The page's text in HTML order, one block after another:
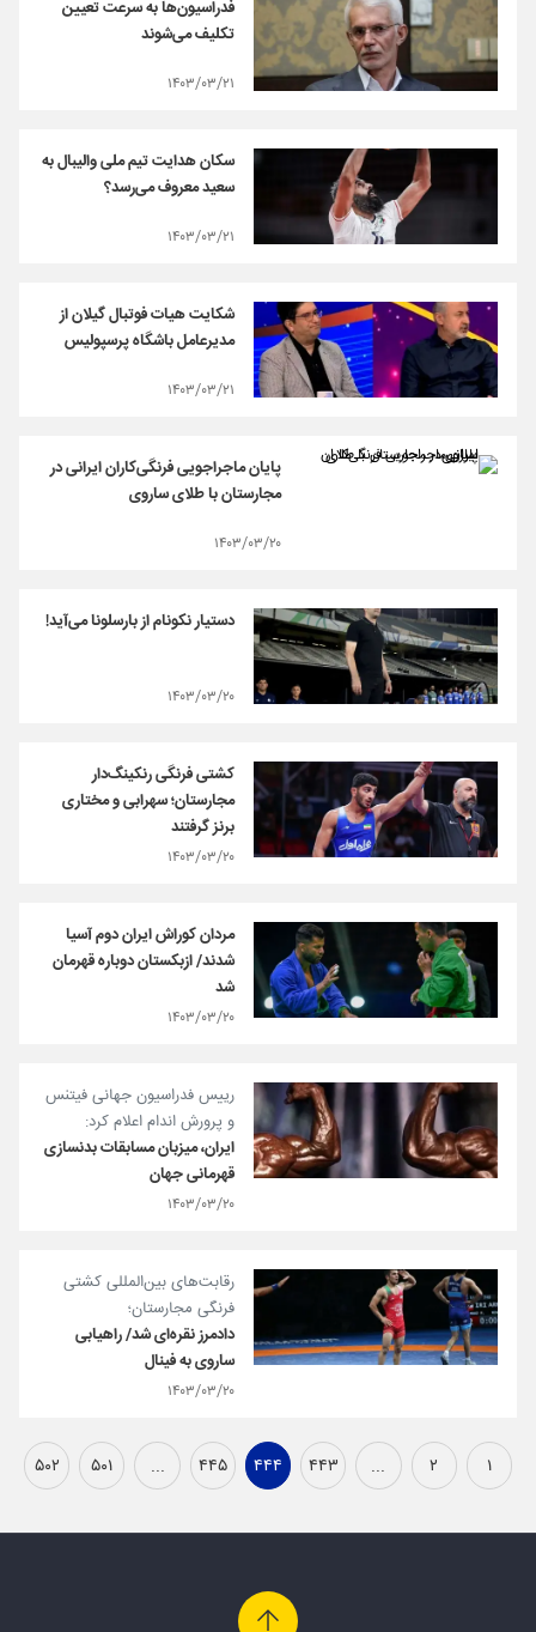
فدراسیون‌ها به سرعت تعیین
تکلیف می‌شوند
۱۴۰۳/۰۳/۲۱
سکان هدایت تیم ملی والیبال به
سعید معروف می‌رسد؟
۱۴۰۳/۰۳/۲۱
شکایت هیات فوتبال گیلان از
مدیرعامل باشگاه پرسپولیس
۱۴۰۳/۰۳/۲۱
پایان ماجراجویی فرنگی‌کاران ایرانی در
مجارستان با طلای ساروی
۱۴۰۳/۰۳/۲۰
دستیار نکونام از بارسلونا می‌آید!
۱۴۰۳/۰۳/۲۰
کشتی فرنگی رنکینگ‌دار
مجارستان‌؛ سهرابی و مختاری
برنز گرفتند
۱۴۰۳/۰۳/۲۰
مردان کوراش ایران دوم آسیا
شدند/ ازبکستان دوباره قهرمان
شد
۱۴۰۳/۰۳/۲۰
رییس فدراسیون جهانی فیتنس
و پرورش اندام اعلام کرد:
ایران، میزبان مسابقات بدنسازی
قهرمانی جهان
۱۴۰۳/۰۳/۲۰
رقابت‌های بین‌المللی کشتی
فرنگی مجارستان؛
دادمرز نقره‌ای شد/ راهیابی
ساروی به فینال
۱۴۰۳/۰۳/۲۰
۱ ۲ ... ۴۴۳ ۴۴۴ ۴۴۵ ... ۵۰۱ ۵۰۲